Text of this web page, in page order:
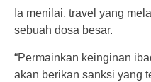
Ia menilai, travel yang
sebuah dosa besar.
“Permainkan keinginan
akan berikan sanksi yang